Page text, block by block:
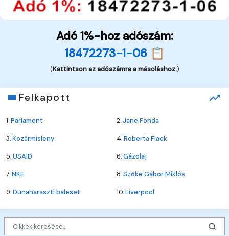
Adó 1%-hoz adószám:
18472273-1-06 📋
(Kattintson az adószámra a másoláshoz.)
Felkapott
1.Parlament 2.Jane Fonda
3.Kozármisleny 4.Roberta Flack
5.USAID 6.Gázolaj
7.NKE 8.Szőke Gábor Miklós
9.Dunaharaszti baleset 10.Liverpool